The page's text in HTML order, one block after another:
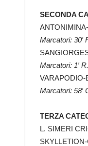
SECONDA
Marcatori: 30′
Marcatori: 1′
VARAPODIO-
Marcatori: 58′
TERZA
L. SIMERI